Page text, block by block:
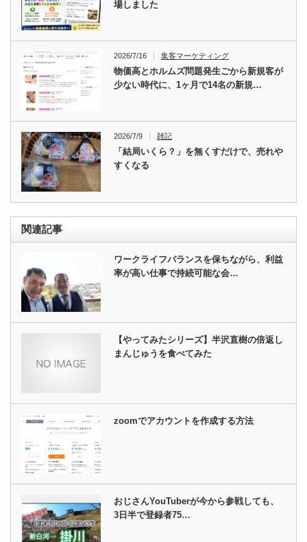
場しました
2026/7/16 集客マーケティング
物価高とホルムズ問題発生ごから新規客が
少ない時代に、1ヶ月で14名の新規…
2026/7/9 雑記
「結局いくら？」を無くすだけで、売れや
すくなる
関連記事
ワークライフバランスを保ちながら、利益
率が高い仕事で持続可能な会…
【やってみたシリーズ】半沢直樹の倍返し
まんじゅうを食べてみた
zoomでアカウントを作成する方法
おじさんYouTuberが今から参戦しても、
3日半で登録者75…